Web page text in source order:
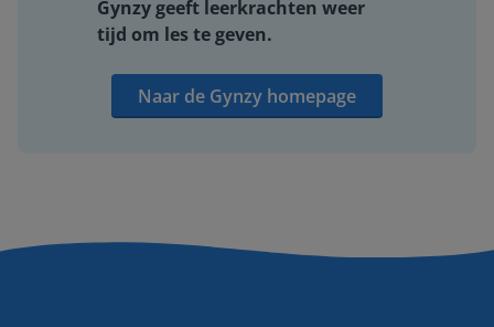
Gynzy geeft leerkrachten weer
tijd om les te geven.
Naar de Gynzy homepage